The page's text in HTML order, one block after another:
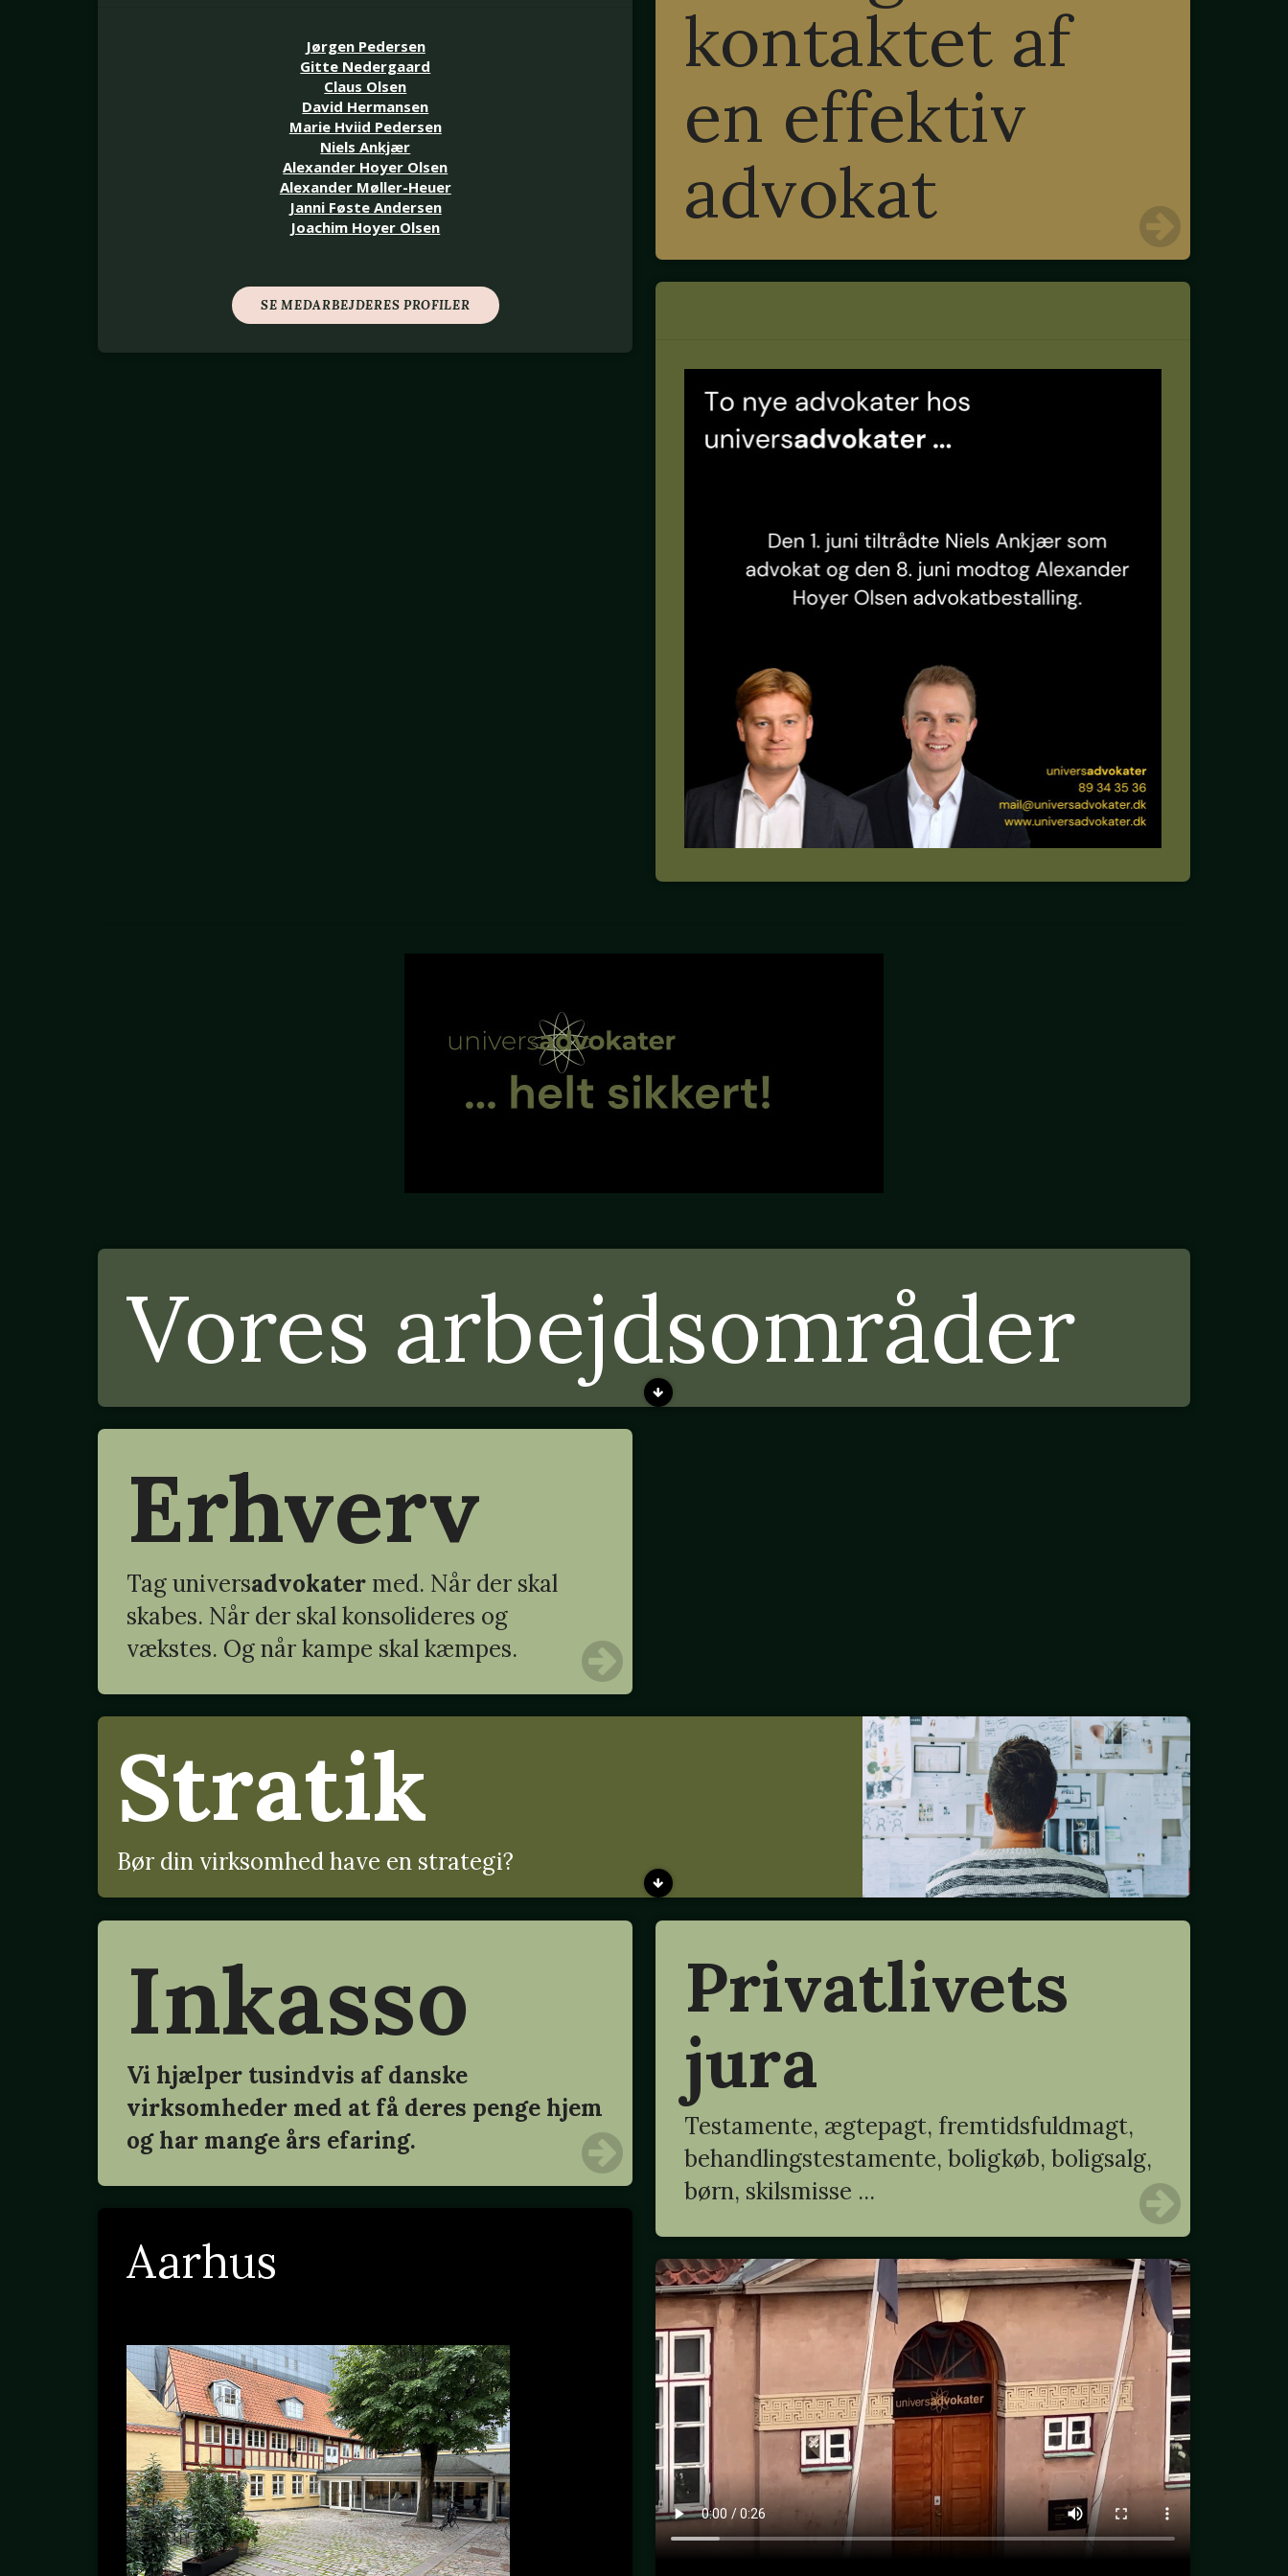
Jørgen Pedersen
Gitte Nedergaard
Claus Olsen
David Hermansen
Marie Hviid Pedersen
Niels Ankjær
Alexander Hoyer Olsen
Alexander Møller-Heuer
Janni Føste Andersen
Joachim Hoyer Olsen
SE MEDARBEJDERES PROFILER
kontaktet af
en effektiv
advokat
Vores arbejdsområder
Erhverv
Tag universadvokater med. Når der skal
skabes. Når der skal konsolideres og
vækstes. Og når kampe skal kæmpes.
Stratik
Bør din virksomhed have en strategi?
Inkasso
Vi hjælper tusindvis af danske
virksomheder med at få deres penge hjem
og har mange års efaring.
Privatlivets
jura
Testamente, ægtepagt, fremtidsfuldmagt,
behandlingstestamente, boligkøb, boligsalg,
børn, skilsmisse ...
Aarhus